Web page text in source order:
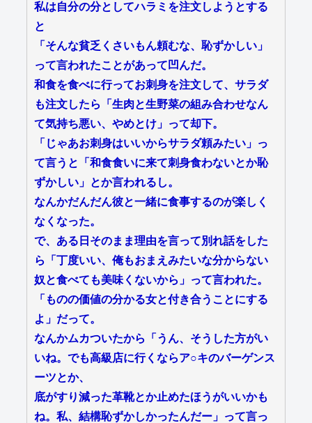
私は自分の分としてハラミを注文しようとする
と
「そんな貧乏くさいもん頼むな、恥ずかしい」
って言われたことがあって凹んだ。
和食を食べに行ってお刺身を注文して、サラダ
も注文したら「生肉と生野菜の組み合わせなん
て気持ち悪い、やめとけ」って却下。
「じゃあお刺身はいいからサラダ頼みたい」っ
て言うと「和食食いに来て刺身食わないとか恥
ずかしい」とか言われるし。
なんかだんだん彼と一緒に食事するのが楽しく
なくなった。
で、ある日そのまま理由を言って別れ話をした
ら「丁度いい、俺もおまえみたいな分からない
奴と食べても美味くないから」って言われた。
「ものの価値の分かる女と付き合うことにする
よ」だって。
なんかムカついたから「うん、そうした方がい
いね。でも高級店に行くならア○キのバーゲンス
ーツとか、
底がすり減った革靴とか止めたほうがいいかも
ね。私、結構恥ずかしかったんだー」って言っ